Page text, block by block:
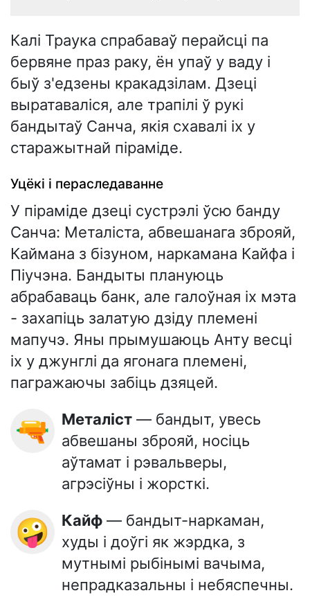
Калі Траука спрабаваў перайсці па
бервяне праз раку, ён упаў у ваду і
быў з'едзены кракадзілам. Дзеці
выратаваліся, але трапілі ў рукі
бандытаў Санча, якія схавалі іх у
старажытнай піраміде.
Уцёкі і пераследаванне
У піраміде дзеці сустрэлі ўсю банду
Санча: Металіста, абвешанага зброяй,
Каймана з бізуном, наркамана Кайфа і
Піучэна. Бандыты плануюць
абрабаваць банк, але галоўная іх мэта
- захапіць залатую дзіду племені
мапучэ. Яны прымушаюць Анту весці
іх у джунглі да ягонага племені,
пагражаючы забіць дзяцей.
🔫 Металіст — бандыт, увесь
абвешаны зброяй, носіць
аўтамат і рэвальверы,
агрэсіўны і жорсткі.
🤪 Кайф — бандыт-наркаман,
худы і доўгі як жэрдка, з
мутнымі рыбінымі вачыма,
непрадказальны і небяспечны.